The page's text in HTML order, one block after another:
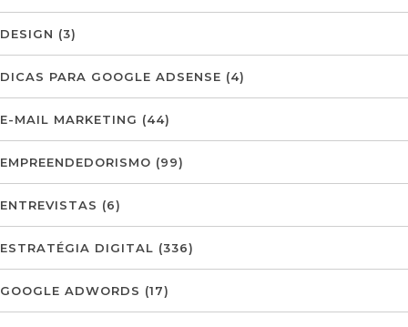
DESIGN (3)
DICAS PARA GOOGLE ADSENSE (4)
E-MAIL MARKETING (44)
EMPREENDEDORISMO (99)
ENTREVISTAS (6)
ESTRATÉGIA DIGITAL (336)
GOOGLE ADWORDS (17)